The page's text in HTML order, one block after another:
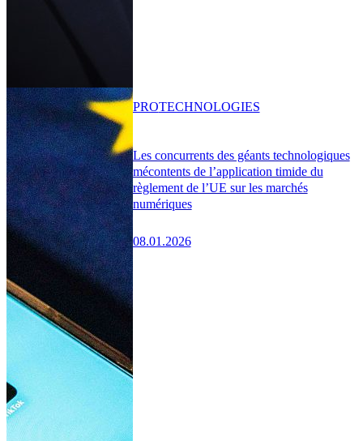
Les concurrents des géants technologiques
mécontents de l’application timide du
règlement de l’UE sur les marchés
numériques
08.01.2026
PROTECHNOLOGIES